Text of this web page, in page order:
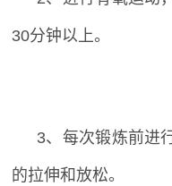
30分钟以上。
3、每次锻炼前进
的拉伸和放松。